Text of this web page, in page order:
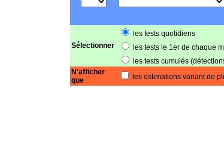
Sélectionner
les tests quotidiens
les tests le 1er de chaque
les tests cumulés
N'afficher
que
les estimations variant de